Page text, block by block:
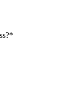
*